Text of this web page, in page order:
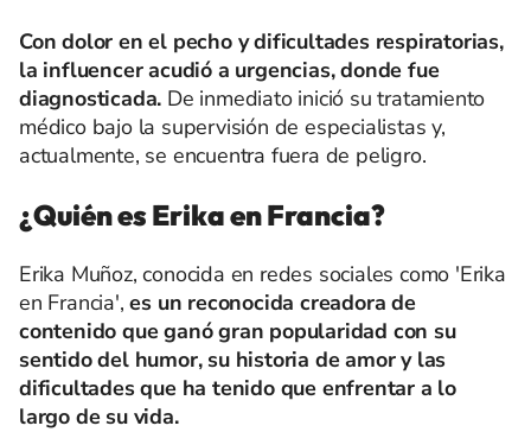
Con dolor en el pecho y dificultades respiratorias,
la influencer acudió a urgencias, donde fue
diagnosticada. De inmediato inició su tratamiento
médico bajo la supervisión de especialistas y,
actualmente, se encuentra fuera de peligro.
¿Quién es Erika en Francia?
Erika Muñoz, conocida en redes sociales como 'Erika
en Francia',es un reconocida creadora de
contenido que ganó gran popularidad con su
sentido del humor, su historia de amor y las
dificultades que ha tenido que enfrentar a lo
largo de su vida.